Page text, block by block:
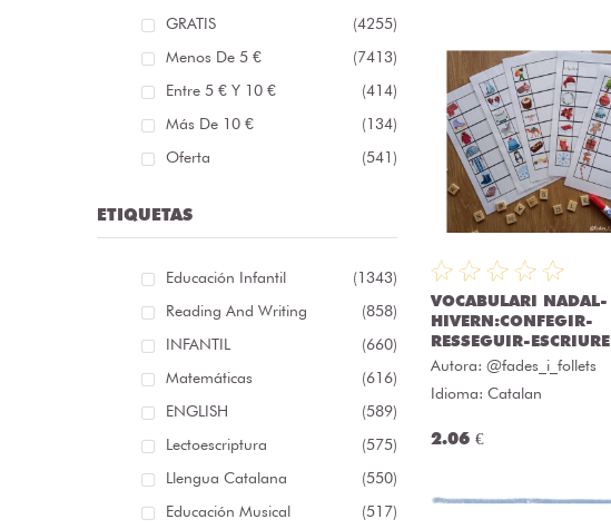
GRATIS
(4255)
Menos De 5 €
(7413)
Entre 5 € Y 10 €
(414)
Más De 10 €
(134)
Oferta
(541)
ETIQUETAS
Educación Infantil
(1343)
Reading And Writing
(858)
INFANTIL
(660)
Matemáticas
(616)
ENGLISH
(589)
Lectoescriptura
(575)
Llengua Catalana
(550)
Educación Musical
(517)
VOCABULARI NADAL-
HIVERN:CONFEGIR-
RESSEGUIR-ESCRIURE
Autora: @fades_i_follets
Idioma: Catalan
2.06 €